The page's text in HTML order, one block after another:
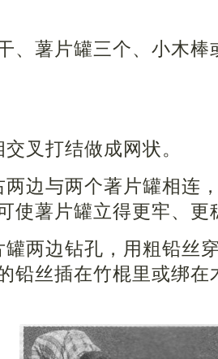
、薯片罐三个、小木棒
交叉打结做成网状。
两边与两个著片罐相连
使薯片罐立得更牢、更
罐两边钻孔，用粗铅丝
铅丝插在竹棍里或绑在